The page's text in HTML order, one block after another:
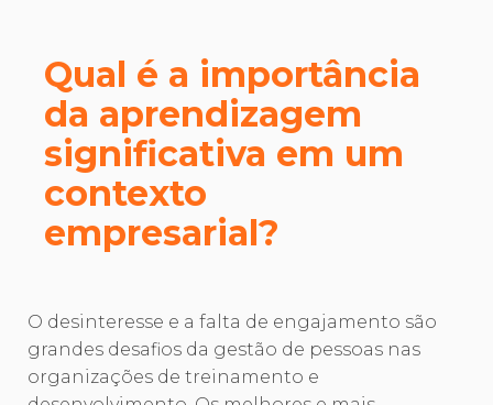
Qual é a importância
da aprendizagem
significativa em um
contexto
empresarial?
O desinteresse e a falta de engajamento são
grandes desafios da gestão de pessoas nas
organizações de treinamento e